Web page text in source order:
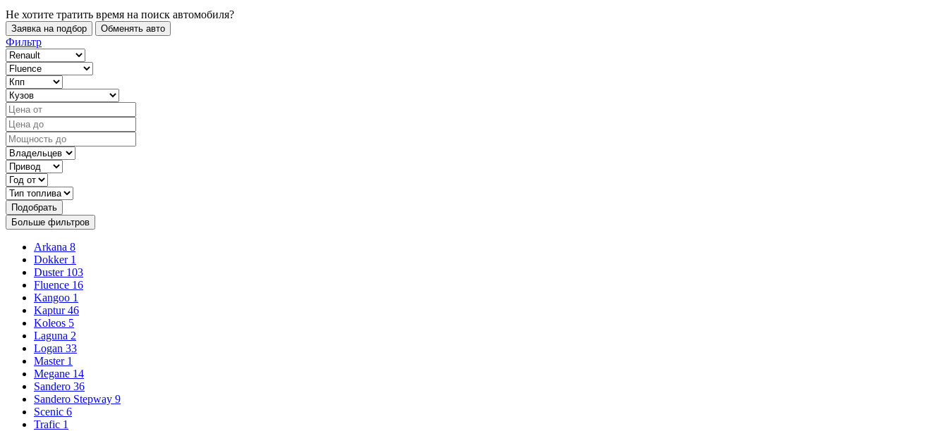
Не хотите тратить время на поиск автомобиля?
Заявка на подбор Обменять авто
Фильтр
Подобрать
Больше фильтров
Arkana 8
Dokker 1
Duster 103
Fluence 16
Kangoo 1
Kaptur 46
Koleos 5
Laguna 2
Logan 33
Master 1
Megane 14
Sandero 36
Sandero Stepway 9
Scenic 6
Trafic 1